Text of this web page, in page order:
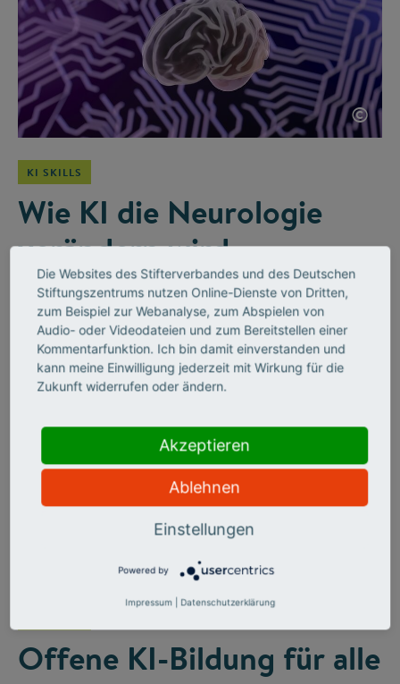
©
KI SKILLS
Wie KI die Neurologie
verändern wird
Seit 50 Jahren fördert die „Schilling-Stiftung“ herausragende
medizinische Forschung. Zum Jubiläum setzt sie nun auf
„Computationale Neurologie“. Was sie bewegen soll, berichtet
der Schlaganfallforscher Ulrich Dirnagl im Interview.
Offene KI-Bildung für alle
Die Websites des Stifterverbandes und des Deutschen
Stiftungszentrums nutzen Online-Dienste von Dritten,
zum Beispiel zur Webanalyse, zum Abspielen von
Audio- oder Videodateien und zum Bereitstellen einer
Kommentarfunktion. Ich bin damit einverstanden und
kann meine Einwilligung jederzeit mit Wirkung für die
Zukunft widerrufen oder ändern.
Akzeptieren
Ablehnen
Einstellungen
Powered by
Impressum Datenschutzerklärung